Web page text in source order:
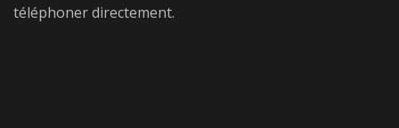
téléphoner directement.